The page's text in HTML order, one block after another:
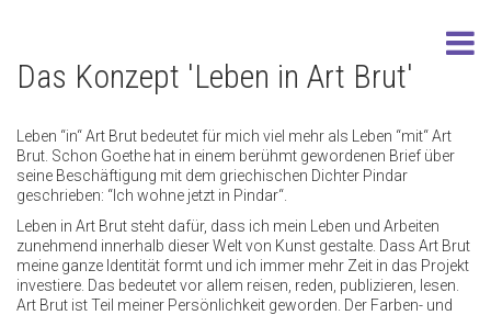
Das Konzept 'Leben in Art Brut'
Leben “in“ Art Brut bedeutet für mich viel mehr als Leben “mit“ Art
Brut. Schon Goethe hat in einem berühmt gewordenen Brief über
seine Beschäftigung mit dem griechischen Dichter Pindar
geschrieben: “Ich wohne jetzt in Pindar“.
Leben in Art Brut steht dafür, dass ich mein Leben und Arbeiten
zunehmend innerhalb dieser Welt von Kunst gestalte. Dass Art Brut
meine ganze Identität formt und ich immer mehr Zeit in das Projekt
investiere. Das bedeutet vor allem reisen, reden, publizieren, lesen.
Art Brut ist Teil meiner Persönlichkeit geworden. Der Farben- und